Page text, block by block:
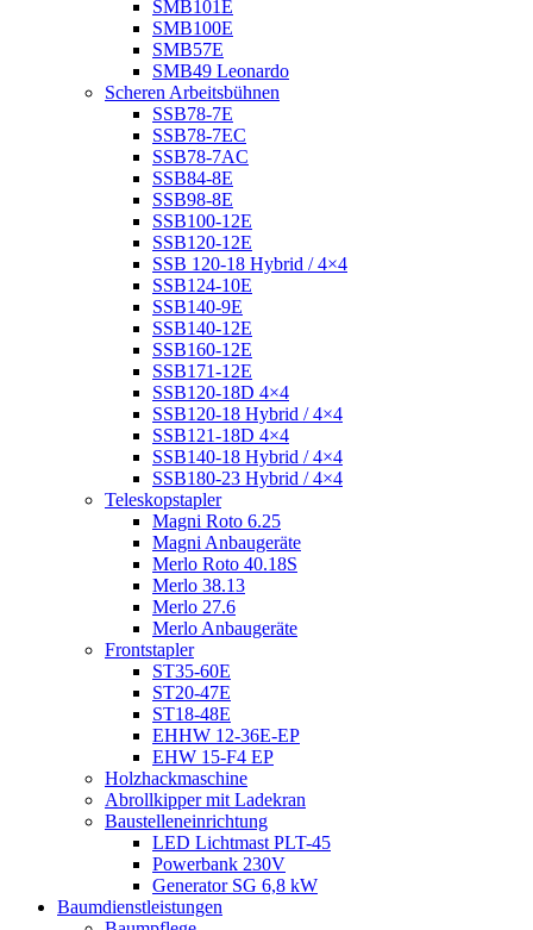
SMB101E
SMB100E
SMB57E
SMB49 Leonardo
Scheren Arbeitsbühnen
SSB78-7E
SSB78-7EC
SSB78-7AC
SSB84-8E
SSB98-8E
SSB100-12E
SSB120-12E
SSB 120-18 Hybrid / 4×4
SSB124-10E
SSB140-9E
SSB140-12E
SSB160-12E
SSB171-12E
SSB120-18D 4×4
SSB120-18 Hybrid / 4×4
SSB121-18D 4×4
SSB140-18 Hybrid / 4×4
SSB180-23 Hybrid / 4×4
Teleskopstapler
Magni Roto 6.25
Magni Anbaugeräte
Merlo Roto 40.18S
Merlo 38.13
Merlo 27.6
Merlo Anbaugeräte
Frontstapler
ST35-60E
ST20-47E
ST18-48E
EHHW 12-36E-EP
EHW 15-F4 EP
Holzhackmaschine
Abrollkipper mit Ladekran
Baustelleneinrichtung
LED Lichtmast PLT-45
Powerbank 230V
Generator SG 6,8 kW
Baumdienstleistungen